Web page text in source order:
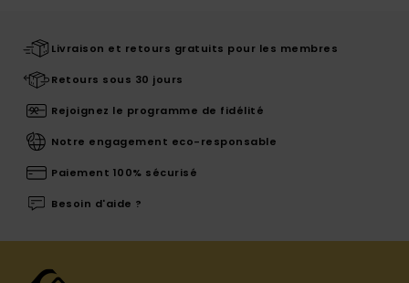
Livraison et retours gratuits pour les membres
Retours sous 30 jours
Rejoignez le programme de fidélité
Notre engagement eco-responsable
Paiement 100% sécurisé
Besoin d'aide ?